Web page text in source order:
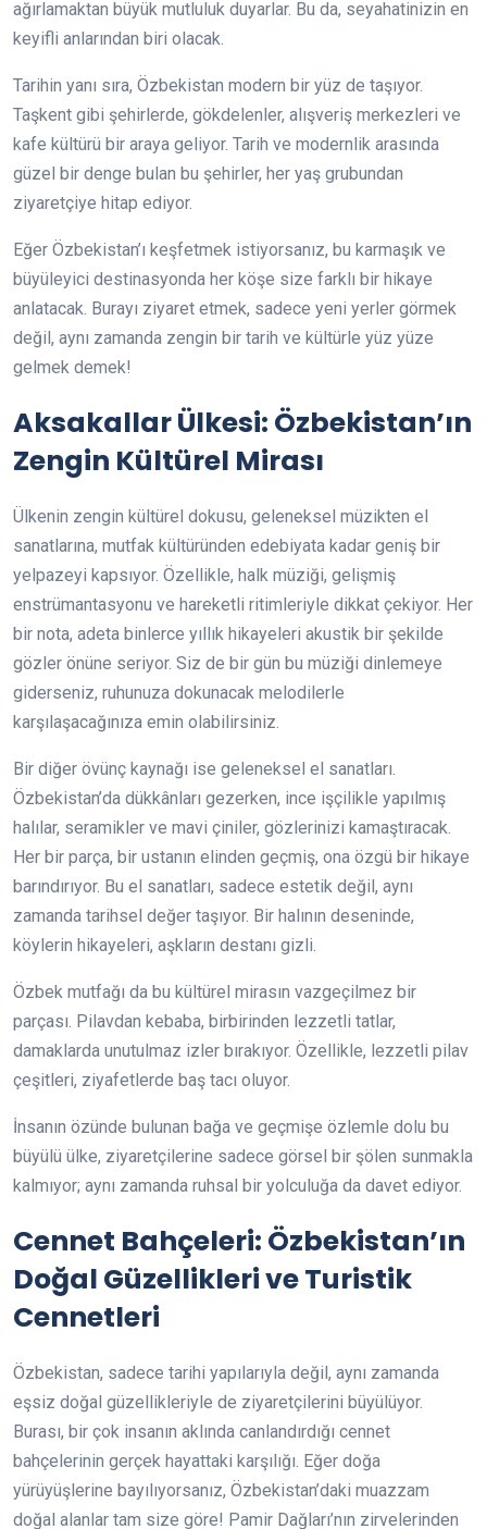
ağırlamaktan büyük mutluluk duyarlar. Bu da, seyahatinizin en
keyifli anlarından biri olacak.
Tarihin yanı sıra, Özbekistan modern bir yüz de taşıyor.
Taşkent gibi şehirlerde, gökdelenler, alışveriş merkezleri ve
kafe kültürü bir araya geliyor. Tarih ve modernlik arasında
güzel bir denge bulan bu şehirler, her yaş grubundan
ziyaretçiye hitap ediyor.
Eğer Özbekistan’ı keşfetmek istiyorsanız, bu karmaşık ve
büyüleyici destinasyonda her köşe size farklı bir hikaye
anlatacak. Burayı ziyaret etmek, sadece yeni yerler görmek
değil, aynı zamanda zengin bir tarih ve kültürle yüz yüze
gelmek demek!
Aksakallar Ülkesi: Özbekistan’ın
Zengin Kültürel Mirası
Ülkenin zengin kültürel dokusu, geleneksel müzikten el
sanatlarına, mutfak kültüründen edebiyata kadar geniş bir
yelpazeyi kapsıyor. Özellikle, halk müziği, gelişmiş
enstrümantasyonu ve hareketli ritimleriyle dikkat çekiyor. Her
bir nota, adeta binlerce yıllık hikayeleri akustik bir şekilde
gözler önüne seriyor. Siz de bir gün bu müziği dinlemeye
giderseniz, ruhunuza dokunacak melodilerle
karşılaşacağınıza emin olabilirsiniz.
Bir diğer övünç kaynağı ise geleneksel el sanatları.
Özbekistan’da dükkânları gezerken, ince işçilikle yapılmış
halılar, seramikler ve mavi çiniler, gözlerinizi kamaştıracak.
Her bir parça, bir ustanın elinden geçmiş, ona özgü bir hikaye
barındırıyor. Bu el sanatları, sadece estetik değil, aynı
zamanda tarihsel değer taşıyor. Bir halının deseninde,
köylerin hikayeleri, aşkların destanı gizli.
Özbek mutfağı da bu kültürel mirasın vazgeçilmez bir
parçası. Pilavdan kebaba, birbirinden lezzetli tatlar,
damaklarda unutulmaz izler bırakıyor. Özellikle, lezzetli pilav
çeşitleri, ziyafetlerde baş tacı oluyor.
İnsanın özünde bulunan bağa ve geçmişe özlemle dolu bu
büyülü ülke, ziyaretçilerine sadece görsel bir şölen sunmakla
kalmıyor; aynı zamanda ruhsal bir yolculuğa da davet ediyor.
Cennet Bahçeleri: Özbekistan’ın
Doğal Güzellikleri ve Turistik
Cennetleri
Özbekistan, sadece tarihi yapılarıyla değil, aynı zamanda
eşsiz doğal güzellikleriyle de ziyaretçilerini büyülüyor.
Burası, bir çok insanın aklında canlandırdığı cennet
bahçelerinin gerçek hayattaki karşılığı. Eğer doğa
yürüyüşlerine bayılıyorsanız, Özbekistan’daki muazzam
doğal alanlar tam size göre! Pamir Dağları’nın zirvelerinden